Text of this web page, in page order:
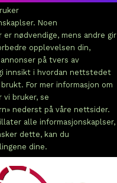
Noen
er nødvendige, mens andre gir
opplevelsen din,
på tvers av
innsikt i hvordan nettstedet
For mer informasjon om
vi bruker, se
nederst på våre nettsider.
alle informasjonskaplser,
dette, kan du
dine.